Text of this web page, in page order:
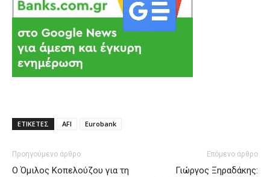
ΕΤΙΚΕΤΕΣ AFI Eurobank
Προηγούμενο άρθρο
O Όμιλος Κοπελούζου για τη
Επόμενο άρθρο
Γιώργος Ξηραδάκης: